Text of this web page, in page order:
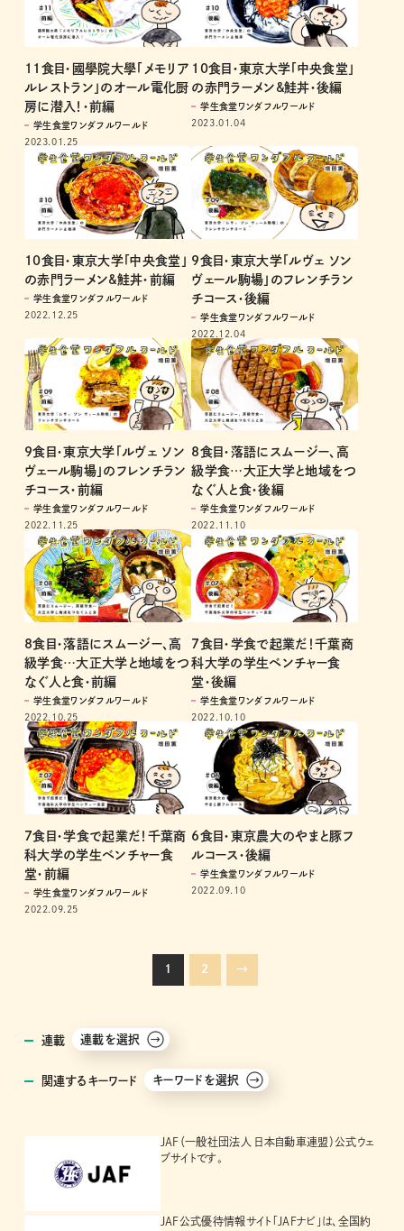
11食目・國學院大學「メモリア
ルレストラン」のオール電化厨
房に潜入！・前編
学生食堂ワンダフルワールド
2023.01.25
10食目・東京大学「中央食堂」
の赤門ラーメン&鮭丼・後編
学生食堂ワンダフルワールド
2023.01.04
10食目・東京大学「中央食堂」
の赤門ラーメン&鮭丼・前編
学生食堂ワンダフルワールド
2022.12.25
9食目・東京大学「ルヴェ ソン
ヴェール駒場」のフレンチラン
チコース・後編
学生食堂ワンダフルワールド
2022.12.04
9食目・東京大学「ルヴェ ソン
ヴェール駒場」のフレンチラン
チコース・前編
学生食堂ワンダフルワールド
2022.11.25
8食目・落語にスムージー、高
級学食…大正大学と地域をつ
なぐ人と食・後編
学生食堂ワンダフルワールド
2022.11.10
8食目・落語にスムージー、高
級学食…大正大学と地域をつ
なぐ人と食・前編
学生食堂ワンダフルワールド
2022.10.25
7食目・学食で起業だ！千葉商
科大学の学生ベンチャー食
堂・後編
学生食堂ワンダフルワールド
2022.10.10
7食目・学食で起業だ！千葉商
科大学の学生ベンチャー食
堂・前編
学生食堂ワンダフルワールド
2022.09.25
6食目・東京農大のやまと豚フ
ルコース・後編
学生食堂ワンダフルワールド
2022.09.10
1 2 →
連載 連載を選択
関連するキーワード キーワードを選択
JAF（一般社団法人 日本自動車連盟）公式ウェ
ブサイトです。
JAF公式優待情報サイト「JAFナビ」は、全国約